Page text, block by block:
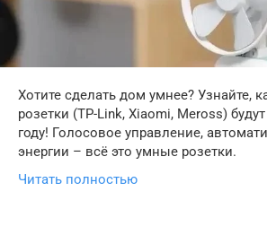
Хотите сделать дом умнее? Узнайте,
розетки (TP-Link, Xiaomi, Meross)
году! Голосовое управление,
энергии – всё это умные розетки.
Читать полностью